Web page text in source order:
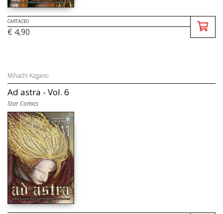
CARTACEO
€ 4,90
Mihachi Kagano
Ad astra - Vol. 6
Star Comics